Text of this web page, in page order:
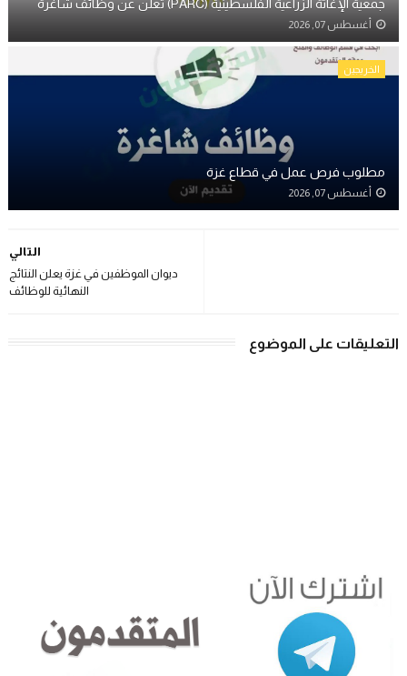
جمعية الإغاثة الزراعية الفلسطينية (PARC) تُعلن عن وظائف شاغرة
أغسطس 07, 2026
الخريجين
مطلوب فرص عمل في قطاع غزة
أغسطس 07, 2026
التالي
ديوان الموظفين في غزة يعلن النتائج
النهائية للوظائف
التعليقات على الموضوع